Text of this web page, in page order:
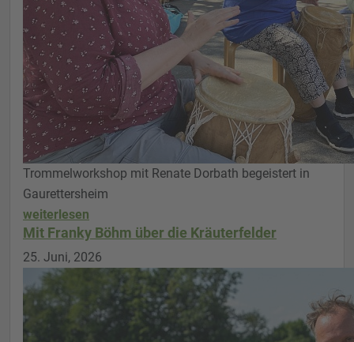
Trommelworkshop mit Renate Dorbath begeistert in
Gaurettersheim
weiterlesen
Mit Franky Böhm über die Kräuterfelder
25. Juni, 2026